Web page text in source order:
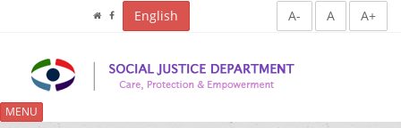
A- A A+
English
MENU